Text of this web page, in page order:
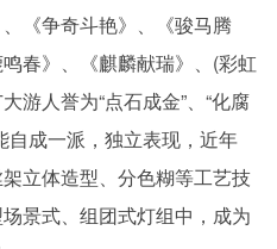
《争奇斗艳》、《骏马腾
春》、《麒麟献瑞》、(彩虹
游人誉为“点石成金”、“化腐
自成一派，独立表现，近年
立体造型、分色糊等工艺技
景式、组团式灯组中，成为